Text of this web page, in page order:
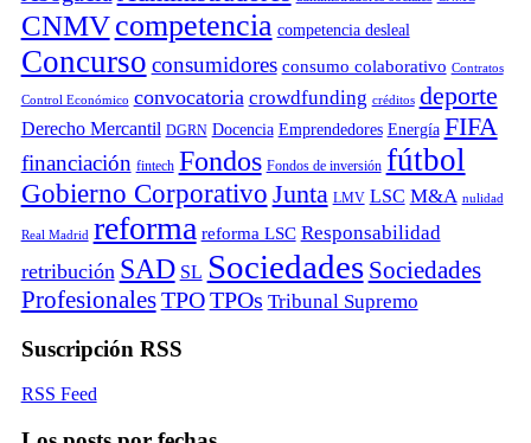
CNMV competencia competencia desleal
Concurso consumidores consumo colaborativo Contratos
Control Económico convocatoria crowdfunding créditos deporte
Derecho Mercantil DGRN Docencia Emprendedores Energía FIFA
financiación fintech Fondos Fondos de inversión fútbol
Gobierno Corporativo Junta LMV LSC M&A nulidad
Real Madrid reforma reforma LSC Responsabilidad
retribución SAD SL Sociedades Sociedades
Profesionales TPO TPOs Tribunal Supremo
Suscripción RSS
RSS Feed